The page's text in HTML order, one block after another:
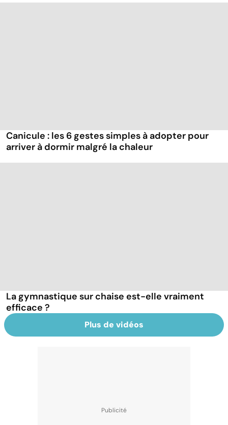
Canicule : les 6 gestes simples à adopter pour
arriver à dormir malgré la chaleur
La gymnastique sur chaise est-elle vraiment
efficace ?
Plus de vidéos